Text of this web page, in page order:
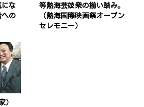
にな
への
等熱海芸妓衆の揃い踏み。
（熱海国際映画祭オープン
セレモニー）
）